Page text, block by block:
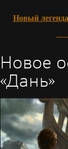
Новый
Новое
«Дань»